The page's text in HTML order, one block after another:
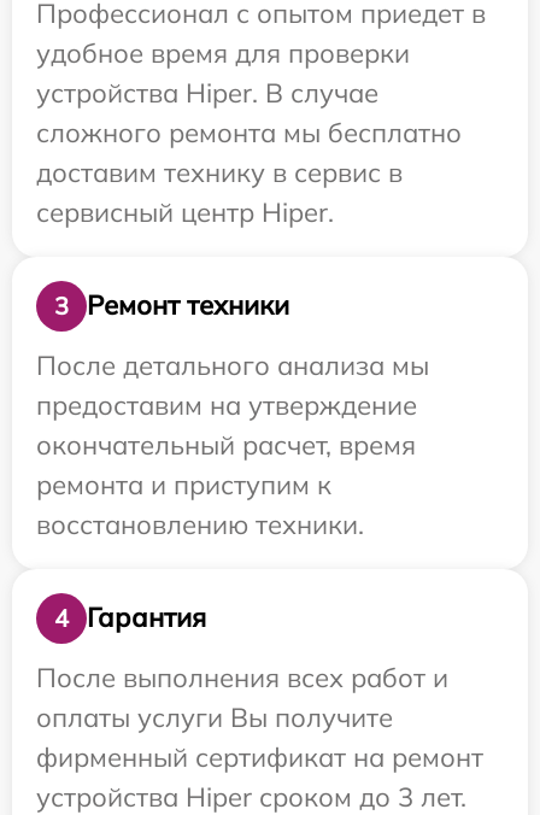
Профессионал с опытом приедет в
удобное время для проверки
устройства Hiper. В случае
сложного ремонта мы бесплатно
доставим технику в сервис в
сервисный центр Hiper.
3
Ремонт техники
После детального анализа мы
предоставим на утверждение
окончательный расчет, время
ремонта и приступим к
восстановлению техники.
4
Гарантия
После выполнения всех работ и
оплаты услуги Вы получите
фирменный сертификат на ремонт
устройства Hiper сроком до 3 лет.